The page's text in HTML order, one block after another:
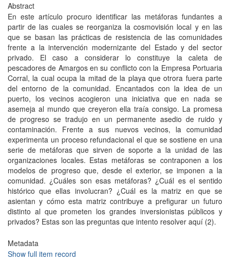
Abstract
En este artículo procuro identificar las metáforas fundantes a
partir de las cuales se reorganiza la cosmovisión local y en las
que se basan las prácticas de resistencia de las comunidades
frente a la intervención modernizante del Estado y del sector
privado. El caso a considerar lo constituye la caleta de
pescadores de Amargos en su conflicto con la Empresa Portuaria
Corral, la cual ocupa la mitad de la playa que otrora fuera parte
del entorno de la comunidad. Encantados con la idea de un
puerto, los vecinos acogieron una iniciativa que en nada se
asemeja al mundo que creyeron ella traía consigo. La promesa
de progreso se tradujo en un permanente asedio de ruido y
contaminación. Frente a sus nuevos vecinos, la comunidad
experimenta un proceso refundacional el que se sostiene en una
serie de metáforas que sirven de soporte a la unidad de las
organizaciones locales. Estas metáforas se contraponen a los
modelos de progreso que, desde el exterior, se imponen a la
comunidad. ¿Cuáles son esas metáforas? ¿Cuál es el sentido
histórico que ellas involucran? ¿Cuál es la matriz en que se
asientan y cómo esta matriz contribuye a prefigurar un futuro
distinto al que prometen los grandes inversionistas públicos y
privados? Estas son las preguntas que intento resolver aquí (2).
Metadata
Show full item record